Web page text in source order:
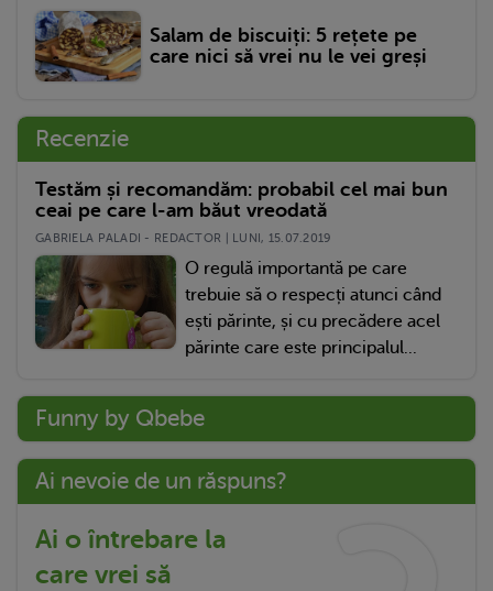
Salam de biscuiți: 5 rețete pe
care nici să vrei nu le vei greși
Recenzie
Testăm și recomandăm: probabil cel mai bun
ceai pe care l-am băut vreodată
GABRIELA PALADI - REDACTOR | LUNI, 15.07.2019
O regulă importantă pe care
trebuie să o respecți atunci când
ești părinte, și cu precădere acel
părinte care este principalul...
Funny by Qbebe
Ai nevoie de un răspuns?
Ai o întrebare la
care vrei să